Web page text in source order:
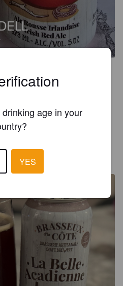
orange brûler foncé et
irlandaise!
caramélisé.
age in your
YES